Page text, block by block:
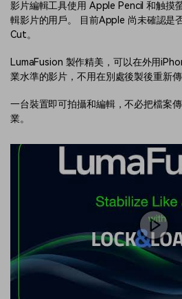
影片編輯工具使用 Apple Pencil 和触摸
輯影片的用戶。 目前Apple 尚未確認是
Cut。
LumaFusion 製作精美，可以在外用
業水準的影片，不用在別處後製後重新傳
一台裝置即可拍攝和編輯，不必把檔案
業。